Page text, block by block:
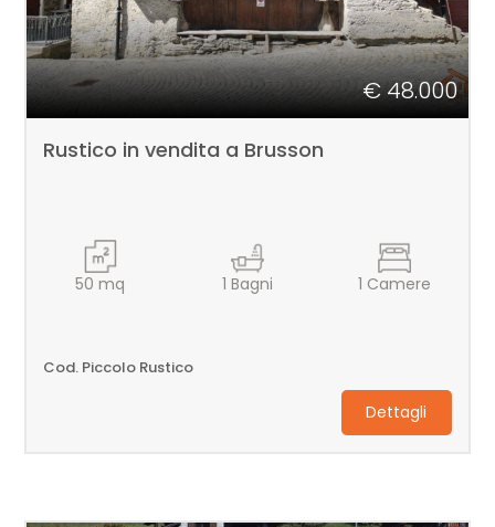
€ 48.000
Rustico in vendita a Brusson
50 mq 1 Bagni 1 Camere
Cod. Piccolo Rustico
Dettagli
Nuova costruzione